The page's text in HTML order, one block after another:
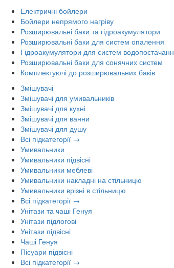
Електричні бойлери
Бойлери непрямого нагріву
Розширювальні баки та гідроакумулятори
Розширювальні баки для систем опалення
Гідроакумулятори для систем
Розширювальні баки для сонячних систем
Комплектуючі до розширювальних баків
Змішувачі
Змішувачі для умивальників
Змішувачі для кухні
Змішувачі для ванни
Змішувачі для душу
Всі підкатегорії →
Умивальники
Умивальники підвісні
Умивальники меблеві
Умивальники накладні на стільницю
Умивальники врізні в стільницю
Всі підкатегорії →
Унітази та чаші Генуя
Унітази підлогові
Унітази підвісні
Чаші Генуя
Пісуари підвісні
Всі підкатегорії →